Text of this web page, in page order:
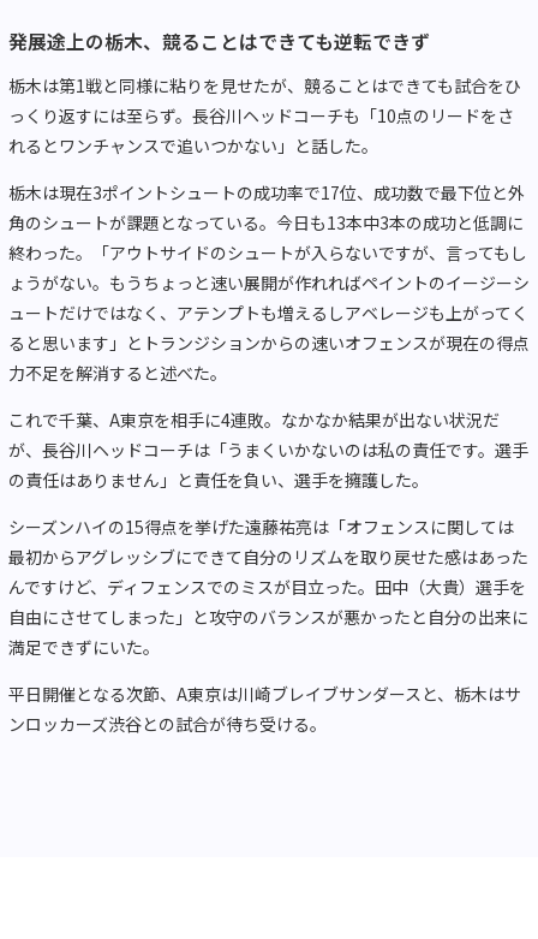
発展途上の栃木、競ることはできても逆転できず
栃木は第1戦と同様に粘りを見せたが、競ることはできても試合をひ
っくり返すには至らず。長谷川ヘッドコーチも「10点のリードをさ
れるとワンチャンスで追いつかない」と話した。
栃木は現在3ポイントシュートの成功率で17位、成功数で最下位と外
角のシュートが課題となっている。今日も13本中3本の成功と低調に
終わった。「アウトサイドのシュートが入らないですが、言ってもし
ょうがない。もうちょっと速い展開が作れればペイントのイージーシ
ュートだけではなく、アテンプトも増えるしアベレージも上がってく
ると思います」とトランジションからの速いオフェンスが現在の得点
力不足を解消すると述べた。
これで千葉、A東京を相手に4連敗。なかなか結果が出ない状況だ
が、長谷川ヘッドコーチは「うまくいかないのは私の責任です。選手
の責任はありません」と責任を負い、選手を擁護した。
シーズンハイの15得点を挙げた遠藤祐亮は「オフェンスに関しては
最初からアグレッシブにできて自分のリズムを取り戻せた感はあった
んですけど、ディフェンスでのミスが目立った。田中（大貴）選手を
自由にさせてしまった」と攻守のバランスが悪かったと自分の出来に
満足できずにいた。
平日開催となる次節、A東京は川崎ブレイブサンダースと、栃木はサ
ンロッカーズ渋谷との試合が待ち受ける。